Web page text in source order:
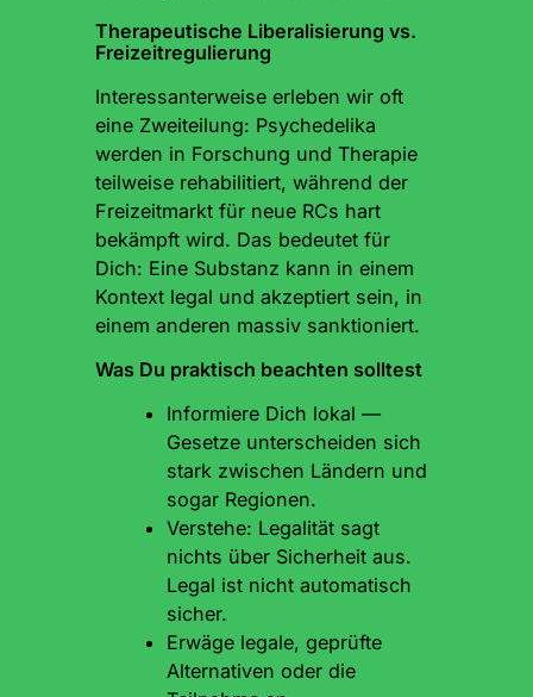
Therapeutische Liberalisierung vs.
Freizeitregulierung
Interessanterweise erleben wir oft
eine Zweiteilung: Psychedelika
werden in Forschung und Therapie
teilweise rehabilitiert, während der
Freizeitmarkt für neue RCs hart
bekämpft wird. Das bedeutet für
Dich: Eine Substanz kann in einem
Kontext legal und akzeptiert sein, in
einem anderen massiv sanktioniert.
Was Du praktisch beachten solltest
Informiere Dich lokal —
Gesetze unterscheiden sich
stark zwischen Ländern und
sogar Regionen.
Verstehe: Legalität sagt
nichts über Sicherheit aus.
Legal ist nicht automatisch
sicher.
Erwäge legale, geprüfte
Alternativen oder die